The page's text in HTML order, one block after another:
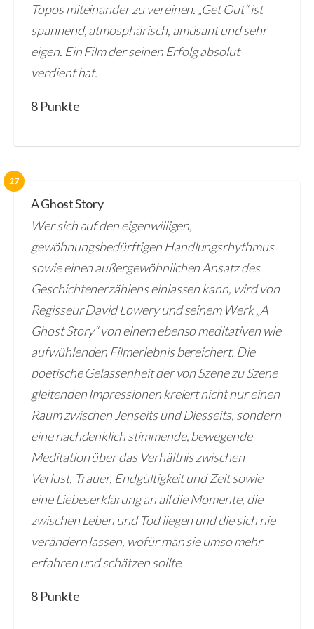
Topos miteinander zu vereinen. „Get Out“ ist
spannend, atmosphärisch, amüsant und sehr
eigen. Ein Film der seinen Erfolg absolut
verdient hat.
8 Punkte
27
A Ghost Story
Wer sich auf den eigenwilligen,
gewöhnungsbedürftigen Handlungsrhythmus
sowie einen außergewöhnlichen Ansatz des
Geschichtenerzählens einlassen kann, wird von
Regisseur David Lowery und seinem Werk „A
Ghost Story“ von einem ebenso meditativen wie
aufwühlenden Filmerlebnis bereichert. Die
poetische Gelassenheit der von Szene zu Szene
gleitenden Impressionen kreiert nicht nur einen
Raum zwischen Jenseits und Diesseits, sondern
eine nachdenklich stimmende, bewegende
Meditation über das Verhältnis zwischen
Verlust, Trauer, Endgültigkeit und Zeit sowie
eine Liebeserklärung an all die Momente, die
zwischen Leben und Tod liegen und die sich nie
verändern lassen, wofür man sie umso mehr
erfahren und schätzen sollte.
8 Punkte